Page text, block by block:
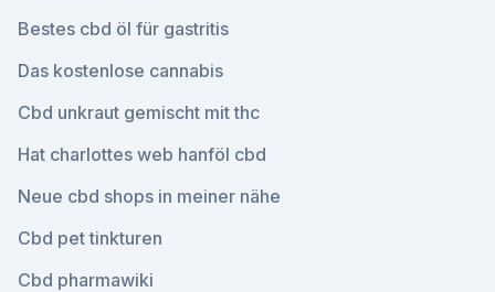
Bestes cbd öl für gastritis
Das kostenlose cannabis
Cbd unkraut gemischt mit thc
Hat charlottes web hanföl cbd
Neue cbd shops in meiner nähe
Cbd pet tinkturen
Cbd pharmawiki